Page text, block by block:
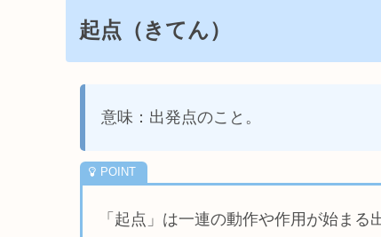
起点（きてん）
意味：出発点のこと。
「起点」は一連の動作や作用が始ま